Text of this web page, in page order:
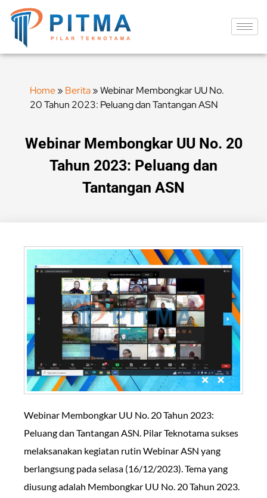
Home» Berita»Webinar Membongkar UU No.
20 Tahun 2023: Peluang dan Tantangan ASN
Webinar Membongkar UU No. 20
Tahun 2023: Peluang dan
Tantangan ASN
Webinar Membongkar UU No. 20 Tahun 2023:
Peluang dan Tantangan ASN. Pilar Teknotama sukses
melaksanakan kegiatan rutin Webinar ASN yang
berlangsung pada selasa (16/12/2023). Tema yang
diusung adalah Membongkar UU No. 20 Tahun 2023.